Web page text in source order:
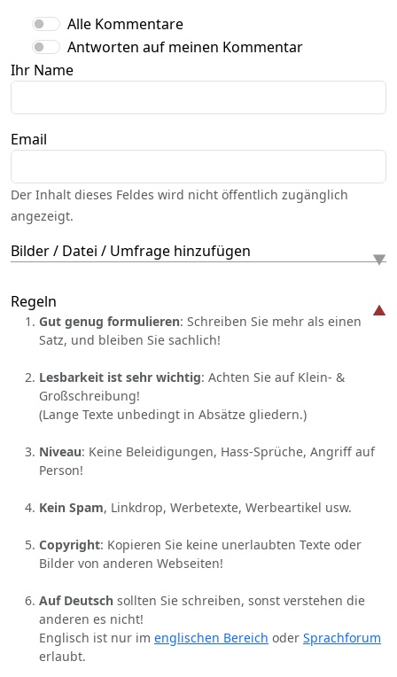
Alle Kommentare
Antworten auf meinen Kommentar
Ihr Name
Email
Der Inhalt dieses Feldes wird nicht öffentlich zugänglich
angezeigt.
Bilder / Datei / Umfrage hinzufügen
Regeln
Gut genug formulieren: Schreiben Sie mehr als einen
Satz, und bleiben Sie sachlich!
Lesbarkeit ist sehr wichtig: Achten Sie auf Klein- &
Großschreibung!
(Lange Texte unbedingt in Absätze gliedern.)
Niveau: Keine Beleidigungen, Hass-Sprüche, Angriff auf
Person!
Kein Spam, Linkdrop, Werbetexte, Werbeartikel usw.
Copyright: Kopieren Sie keine unerlaubten Texte oder
Bilder von anderen Webseiten!
Auf Deutsch sollten Sie schreiben, sonst verstehen die
anderen es nicht!
Englisch ist nur im englischen Bereich oder Sprachforum
erlaubt.